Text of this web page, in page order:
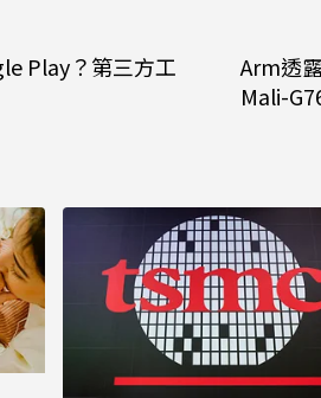
Play？第三方工
Arm透
Mali-